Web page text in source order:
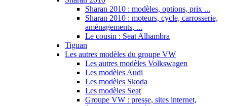
Sharan 2010 : modèles, options, prix ...
Sharan 2010 : moteurs, cycle, carrosserie,
aménagements, ...
Le cousin : Seat Alhambra
Tiguan
Les autres modèles du groupe VW
Les autres modèles Volkswagen
Les modèles Audi
Les modèles Skoda
Les modèles Seat
Groupe VW : presse, sites internet,